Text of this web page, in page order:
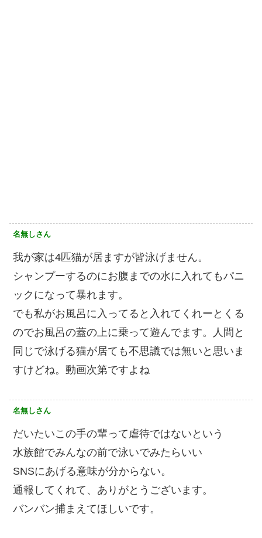
名無しさん
我が家は4匹猫が居ますが皆泳げません。
シャンプーするのにお腹までの水に入れてもパニ
ックになって暴れます。
でも私がお風呂に入ってると入れてくれーとくる
のでお風呂の蓋の上に乗って遊んでます。人間と
同じで泳げる猫が居ても不思議では無いと思いま
すけどね。動画次第ですよね
名無しさん
だいたいこの手の輩って虐待ではないという
水族館でみんなの前で泳いでみたらいい
SNSにあげる意味が分からない。
通報してくれて、ありがとうございます。
バンバン捕まえてほしいです。